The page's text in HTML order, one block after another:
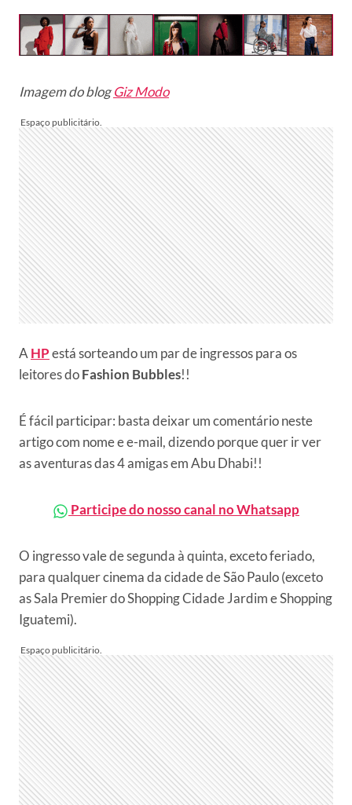
Imagem do blogGiz Modo
A HPestá sorteando um par de ingressos para os
leitores doFashion Bubbles!!
É fácil participar: basta deixar um comentário neste
artigo com nome e e-mail, dizendo porque quer ir ver
as aventuras das 4 amigas em Abu Dhabi!!
Participe do nosso canal no Whatsapp
O ingresso vale de segunda à quinta, exceto feriado,
para qualquer cinema da cidade de São Paulo (exceto
as Sala Premier do Shopping Cidade Jardim e Shopping
Iguatemi).